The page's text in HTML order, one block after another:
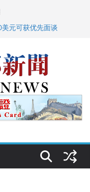
元可获优先面谈
出生在美国就是美国
师罗纳德·萨科尔斯基
香有序走向世界